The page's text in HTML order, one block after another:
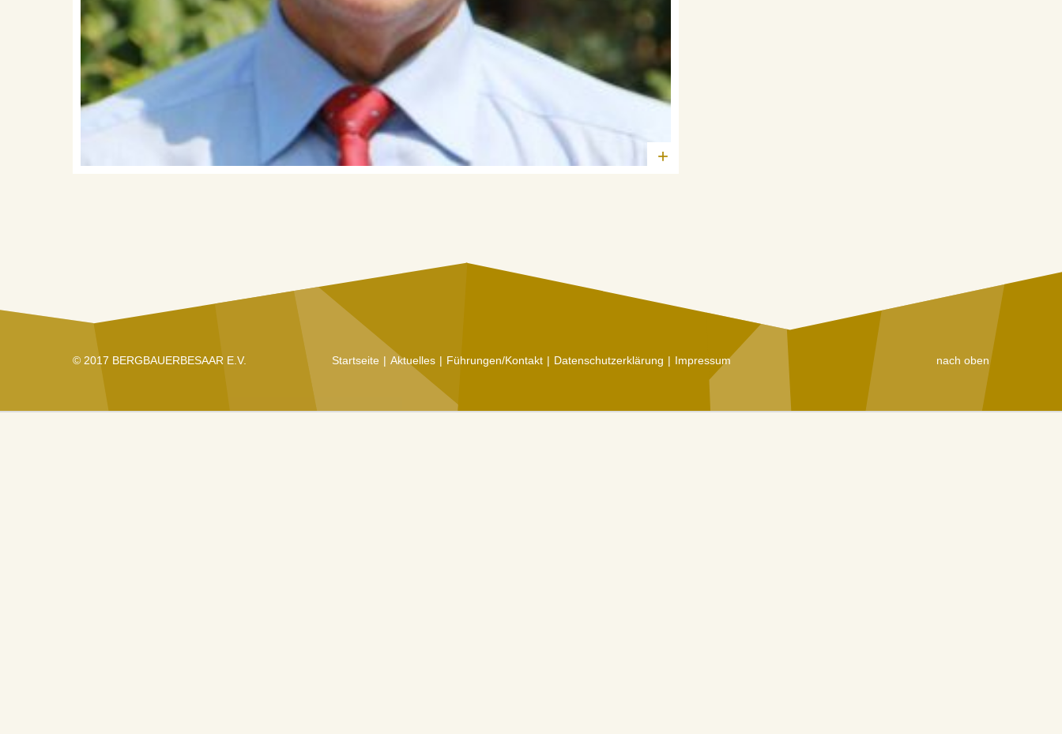
+
Startseite Aktuelles Führungen/Kontakt Datenschutzerklärung Impressum
© 2017 BERGBAUERBESAAR E.V. nach oben